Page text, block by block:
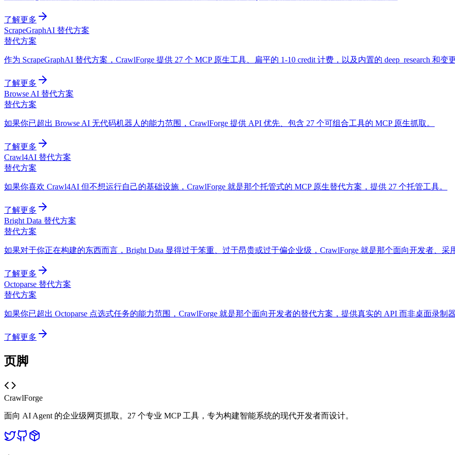
了解更多
ScrapeGraphAI 替代方案
替代方案
作为 ScrapeGraphAI 替代方案，CrawlForge 提供 27 个 MCP 原生工具、扁平的 1-10 credit 计费，以及内置的 deep_research 和变
了解更多
Browse AI 替代方案
替代方案
如果你已超出 Browse AI 无代码机器人的能力范围，CrawlForge 提供 API 优先、包含 27 个可组合工具的 MCP 原生抓取。
了解更多
Crawl4AI 替代方案
替代方案
如果你喜欢 Crawl4AI 但不想运行自己的基础设施，CrawlForge 就是那个托管式的 MCP 原生替代方案，提供 27 个托管工具。
了解更多
Bright Data 替代方案
替代方案
如果对于你正在构建的东西而言，Bright Data 显得过于笨重、过于昂贵或过于偏企业级，CrawlForge 就是那个面向开发者、采
了解更多
Octoparse 替代方案
替代方案
如果你已超出 Octoparse 点选式任务的能力范围，CrawlForge 就是那个面向开发者的替代方案，提供真实的 API 而非桌面录制器
了解更多
页脚
CrawlForge
面向 AI Agent 的企业级网页抓取。27 个专业 MCP 工具，专为构建智能系统的现代开发者而设计。